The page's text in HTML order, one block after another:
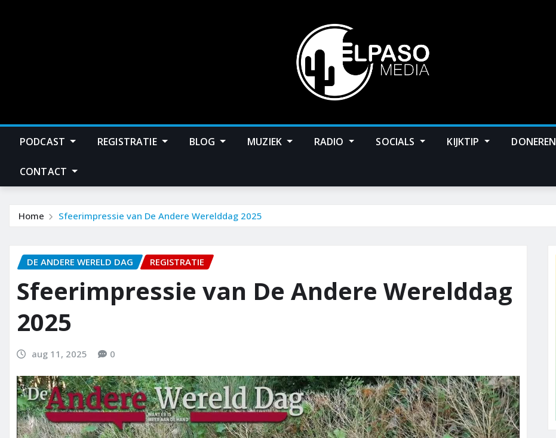
PODCAST REGISTRATIE BLOG MUZIEK RADIO SOCIALS KIJKTIP DONEREN
CONTACT
Home Sfeerimpressie van De Andere Werelddag 2025
DE ANDERE WERELD DAG REGISTRATIE
Sfeerimpressie van De Andere Werelddag
2025
aug 11, 2025 0